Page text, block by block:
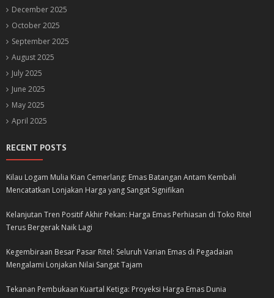
December 2025
October 2025
September 2025
August 2025
July 2025
June 2025
May 2025
April 2025
RECENT POSTS
Kilau Logam Mulia Kian Cemerlang: Emas Batangan Antam Kembali
Mencatatkan Lonjakan Harga yang Sangat Signifikan
Kelanjutan Tren Positif Akhir Pekan: Harga Emas Perhiasan di Toko Ritel
Terus Bergerak Naik Lagi
Kegembiraan Besar Pasar Ritel: Seluruh Varian Emas di Pegadaian
Mengalami Lonjakan Nilai Sangat Tajam
Tekanan Pembukaan Kuartal Ketiga: Proyeksi Harga Emas Dunia